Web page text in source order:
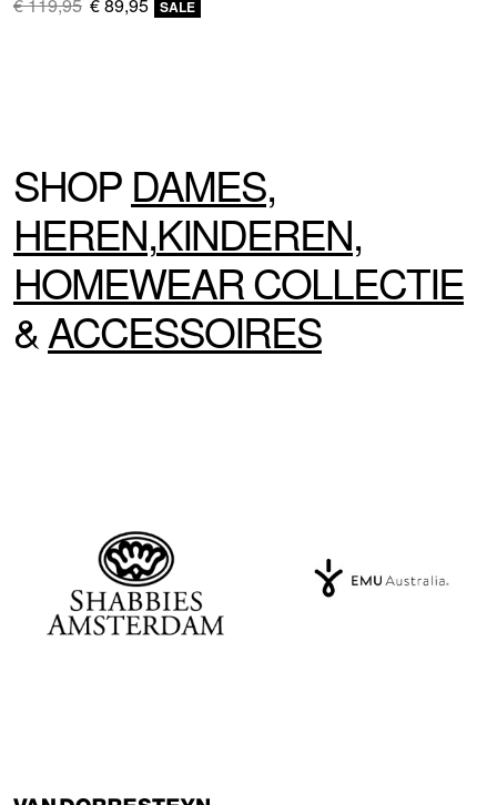
€ 119,95 € 89,95 SALE
SHOP DAMES,
HEREN,KINDEREN,
HOMEWEARCOLLECTIE
&ACCESSOIRES